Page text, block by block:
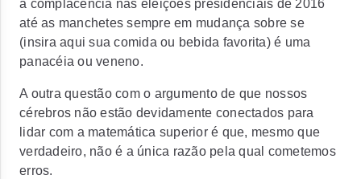
à complacência nas eleições presidenciais de 2016
até as manchetes sempre em mudança sobre se
(insira aqui sua comida ou bebida favorita) é uma
panacéia ou veneno.
A outra questão com o argumento de que nossos
cérebros não estão devidamente conectados para
lidar com a matemática superior é que, mesmo que
verdadeiro, não é a única razão pela qual cometemos
erros.